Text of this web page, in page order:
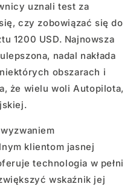
uznali test za
czy zobowiązać się do
1200 USD. Najnowsza
nadal nakłada
obszarach i
że ​​wielu woli Autopilota,
klientom jasnej
technologia w pełni
wskaźnik jej